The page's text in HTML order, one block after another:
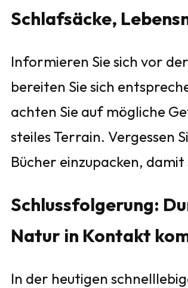
Schlafsäcke,
Informieren Sie sich vor
bereiten Sie sich
achten Sie auf mögliche
steiles Terrain. Vergessen
Bücher einzupacken,
Schlussfolgerung:
Natur in Kontakt
In der heutigen